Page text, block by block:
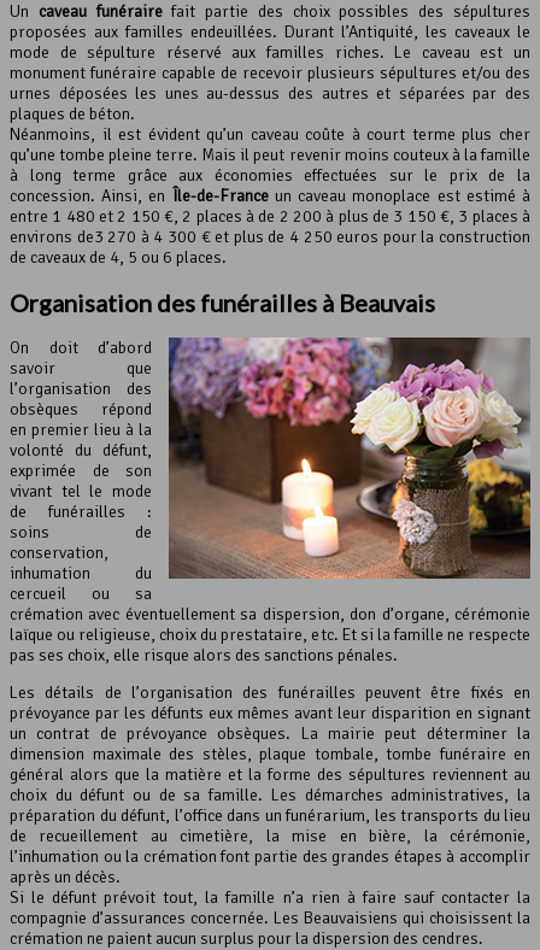
Un caveau funérairefait partie des choix possibles des sépultures
proposées aux familles endeuillées. Durant l’Antiquité, les caveaux le
mode de sépulture réservé aux familles riches. Le caveau est un
monument funéraire capable de recevoir plusieurs sépultures et/ou des
urnes déposées les unes au-dessus des autres et séparées par des
plaques de béton.
Néanmoins, il est évident qu’un caveau coûte à court terme plus cher
qu’une tombe pleine terre. Mais il peut revenir moins couteux à la famille
à long terme grâce aux économies effectuées sur le prix de la
concession. Ainsi, en Île-de-Franceun caveau monoplace est estimé à
entre 1 480 et 2 150 €, 2 places à de 2 200 à plus de 3 150 €, 3 places à
environs de3 270 à 4 300 € et plus de 4 250 euros pour la construction
de caveaux de 4, 5 ou 6 places.
Organisation des funérailles à Beauvais
On doit d’abord
savoir que
l’organisation des
obsèques répond
en premier lieu à la
volonté du défunt,
exprimée de son
vivant tel le mode
de funérailles :
soins de
conservation,
inhumation du
cercueil ou sa
crémation avec éventuellement sa dispersion, don d’organe, cérémonie
laïque ou religieuse, choix du prestataire, etc. Et si la famille ne respecte
pas ses choix, elle risque alors des sanctions pénales.
Les détails de l’organisation des funérailles peuvent être fixés en
prévoyance par les défunts eux mêmes avant leur disparition en signant
un contrat de prévoyance obsèques. La mairie peut déterminer la
dimension maximale des stèles, plaque tombale, tombe funéraire en
général alors que la matière et la forme des sépultures reviennent au
choix du défunt ou de sa famille. Les démarches administratives, la
préparation du défunt, l’office dans un funérarium, les transports du lieu
de recueillement au cimetière, la mise en bière, la cérémonie,
l’inhumation ou la crémation font partie des grandes étapes à accomplir
après un décès.
Si le défunt prévoit tout, la famille n’a rien à faire sauf contacter la
compagnie d’assurances concernée. Les Beauvaisiens qui choisissent la
crémation ne paient aucun surplus pour la dispersion des cendres.